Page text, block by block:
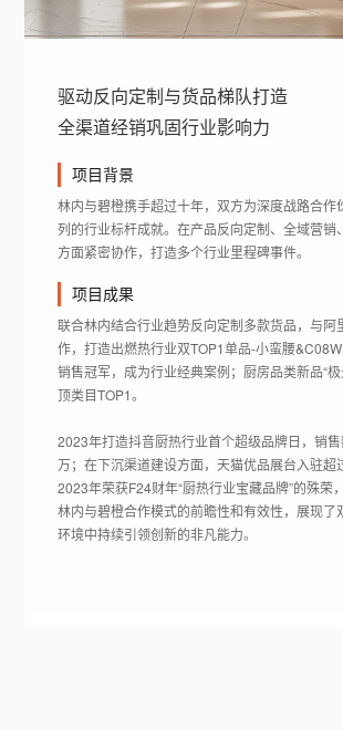
驱动反向定制与货品梯队打造
全渠道经销巩固行业影响力
项目背景
林内与碧橙携手超过十年，双方为深度战路合作
列的行业标杆成就。在产品反向定制、全域营销
方面紧密协作，打造多个行业里程碑事件。
项目成果
联合林内结合行业趋势反向定制多款货品，与阿
作，打造出燃热行业双TOP1单品-小蛮腰
销售冠军，成为行业经典案例；厨房品类新品“
顶类目TOP1。
2023年打造抖音厨热行业首个超级品牌日，销
万；在下沉渠道建设方面，天猫优品展台入驻超
2023年荣获F24财年“厨热行业宝藏品牌”的殊荣
林内与碧橙合作模式的前瞻性和有效性，展现了
环境中持续引领创新的非凡能力。